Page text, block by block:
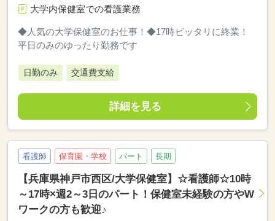
大学内保健室での看護業務
◆人気の大学保健室のお仕事！◆17時ピッタリに終業！
平日のみのゆったり勤務です
日勤のみ 交通費支給
詳細を見る
看護師 保育園・学校 パート 長期
【兵庫県神戸市西区/大学保健室】☆看護師☆10時
～17時×週2～3日のパート！保健室未経験の方やW
ワークの方も歓迎♪